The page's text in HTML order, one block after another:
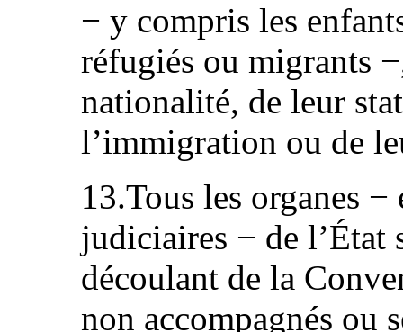
− y compris les
réfugiés ou migrants
nationalité, de leur
l’immigration ou de
13.Tous les organes
judiciaires − de l’État
découlant de la
non accompagnés ou